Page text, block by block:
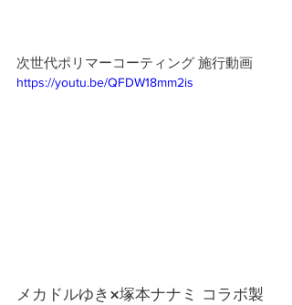
次世代ポリマーコーティング 施行動画
https://youtu.be/QFDW18mm2is
メカドルゆき×塚本ナナミ コラボ製